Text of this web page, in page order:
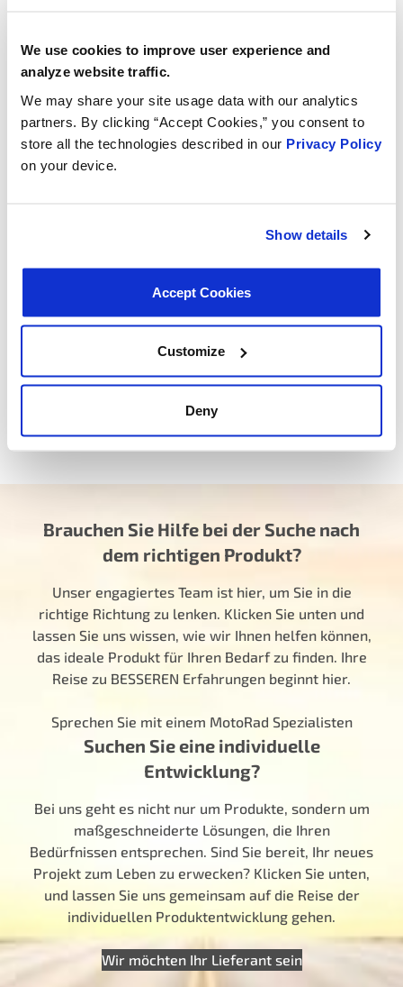
We use cookies to improve user experience and
analyze website traffic.
We may share your site usage data with our analytics
partners. By clicking “Accept Cookies,” you consent to
store all the technologies described in our Privacy Policy
on your device.
Show details
Accept Cookies
Customize
Deny
extremen Einsatz
Sie können unseren Online-Thermostatkatalog und
Teilenummern mit Herstellerartikelnummern und
Lieferantencodes nutzen, um den richtigen
Brauchen Sie Hilfe bei der Suche nach
dem richtigen Produkt?
Unser engagiertes Team ist hier, um Sie in die
richtige Richtung zu lenken. Klicken Sie unten und
lassen Sie uns wissen, wie wir Ihnen helfen können,
das ideale Produkt für Ihren Bedarf zu finden. Ihre
Reise zu BESSEREN Erfahrungen beginnt hier.
Sprechen Sie mit einem MotoRad Spezialisten
Suchen Sie eine individuelle
Entwicklung?
Bei uns geht es nicht nur um Produkte, sondern um
maßgeschneiderte Lösungen, die Ihren
Bedürfnissen entsprechen. Sind Sie bereit, Ihr neues
Projekt zum Leben zu erwecken? Klicken Sie unten,
und lassen Sie uns gemeinsam auf die Reise der
individuellen Produktentwicklung gehen.
Wir möchten Ihr Lieferant sein